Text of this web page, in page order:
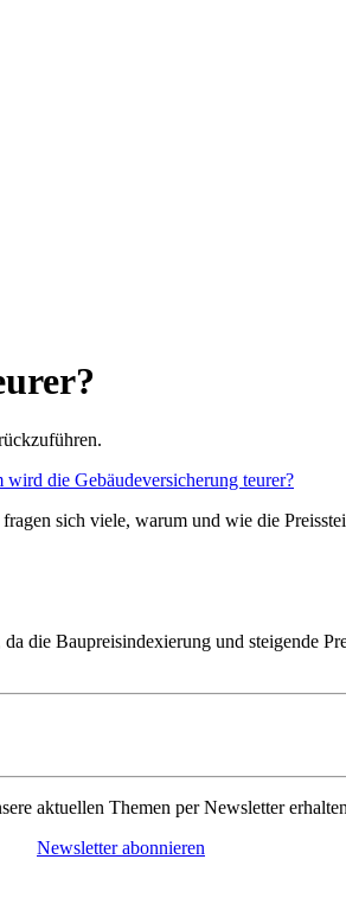
sich viele, warum und wie die
die Baupreisindexierung und steigende
aktuellen Themen per Newsletter
Newsletter abonnieren